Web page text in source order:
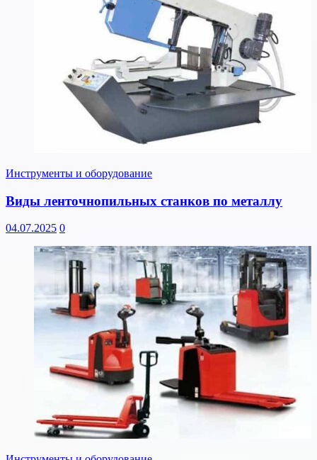
Инструменты и оборудование
Виды ленточнопильных станков по металлу
04.07.2025 0